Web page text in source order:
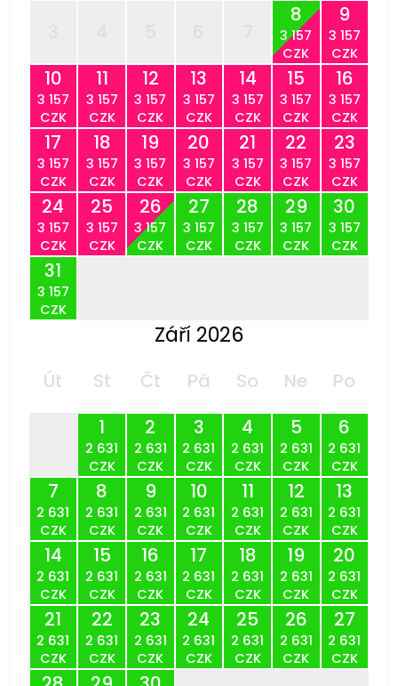
8
3 157
CZK
9
3 157
CZK
10
3 157
CZK
11
3 157
CZK
12
3 157
CZK
13
3 157
CZK
14
3 157
CZK
15
3 157
CZK
16
3 157
CZK
17
3 157
CZK
18
3 157
CZK
19
3 157
CZK
20
3 157
CZK
21
3 157
CZK
22
3 157
CZK
23
3 157
CZK
24
3 157
CZK
25
3 157
CZK
26
3 157
CZK
27
3 157
CZK
28
3 157
CZK
29
3 157
CZK
30
3 157
CZK
31
3 157
CZK
Září 2026
Út St Čt Pá So Ne
Po
1
2 631
CZK
2
2 631
CZK
3
2 631
CZK
4
2 631
CZK
5
2 631
CZK
6
2 631
CZK
7
2 631
CZK
8
2 631
CZK
9
2 631
CZK
10
2 631
CZK
11
2 631
CZK
12
2 631
CZK
13
2 631
CZK
14
2 631
CZK
15
2 631
CZK
16
2 631
CZK
17
2 631
CZK
18
2 631
CZK
19
2 631
CZK
20
2 631
CZK
21
2 631
CZK
22
2 631
CZK
23
2 631
CZK
24
2 631
CZK
25
2 631
CZK
26
2 631
CZK
27
2 631
CZK